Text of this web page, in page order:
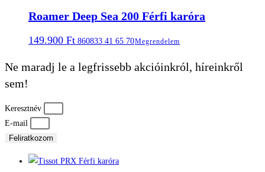
Roamer Deep Sea 200 Férfi karóra
149.900 Ft 860833 41 65 70Megrendelem
Ne maradj le a legfrissebb akcióinkról, híreinkről
sem!
Keresztnév
E-mail
Feliratkozom